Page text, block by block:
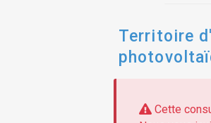
Territoire
Cette